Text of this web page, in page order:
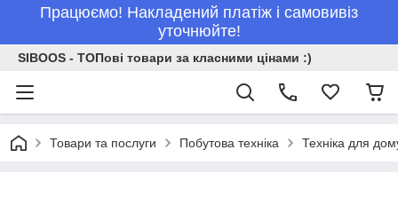
Працюємо! Накладений платіж і самовивіз
уточнюйте!
SIBOOS - ТОПові товари за класними цінами :)
Товари та послуги Побутова техніка Техніка для